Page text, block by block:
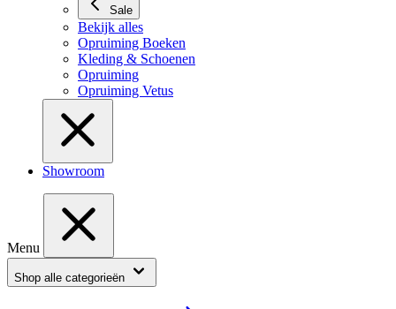
Sale
Bekijk alles
Opruiming Boeken
Kleding & Schoenen
Opruiming
Opruiming Vetus
Showroom
Menu
Shop alle categorieën